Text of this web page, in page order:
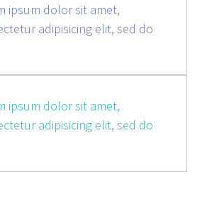
ipsum dolor sit amet,
adipisicing elit, sed do
ipsum dolor sit amet,
adipisicing elit, sed do